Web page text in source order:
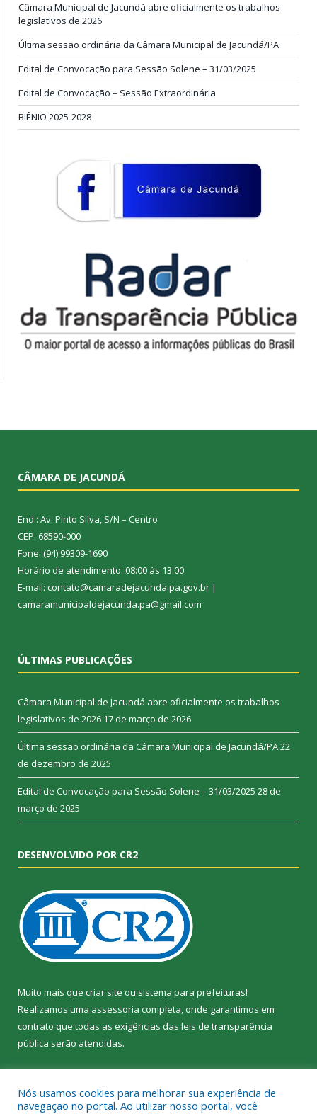
Câmara Municipal de Jacundá abre oficialmente os trabalhos
legislativos de 2026
Última sessão ordinária da Câmara Municipal de Jacundá/PA
Edital de Convocação para Sessão Solene – 31/03/2025
Edital de Convocação – Sessão Extraordinária
BIÊNIO 2025-2028
CÂMARA DE JACUNDÁ
End.: Av. Pinto Silva, S/N – Centro
CEP: 68590-000
Fone: (94) 99309-1690
Horário de atendimento: 08:00 às 13:00
E-mail: contato@camaradejacunda.pa.gov.br |
camaramunicipaldejacunda.pa@gmail.com
ÚLTIMAS PUBLICAÇÕES
Câmara Municipal de Jacundá abre oficialmente os trabalhos
legislativos de 2026 17 de março de 2026
Última sessão ordinária da Câmara Municipal de Jacundá/PA22
de dezembro de 2025
Edital de Convocação para Sessão Solene – 31/03/2025 28 de
março de 2025
DESENVOLVIDO POR CR2
Muito mais que criar site ou sistema para prefeituras!
Realizamos uma assessoria completa, onde garantimos em
contrato que todas as exigências das leis de transparência
pública serão atendidas.
Nós usamos cookies para melhorar sua experiência de
navegação no portal. Ao utilizar nosso portal, você